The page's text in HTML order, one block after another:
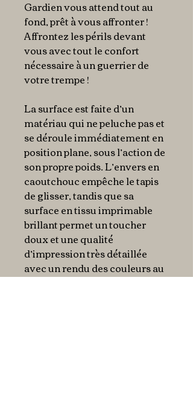
Gardien vous attend tout au
fond, prêt à vous affronter !
Affrontez les périls devant
vous avec tout le confort
nécessaire à un guerrier de
votre trempe !
La surface est faite d’un
matériau qui ne peluche pas et
se déroule immédiatement en
position plane, sous l’action de
son propre poids. L’envers en
caoutchouc empêche le tapis
de glisser, tandis que sa
surface en tissu imprimable
brillant permet un toucher
doux et une qualité
d’impression très détaillée
avec un rendu des couleurs au
plus précis.